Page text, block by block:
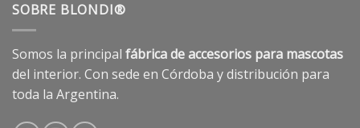
SOBRE BLONDI®
Somos la principal fábrica de accesorios para mascotas
del interior. Con sede en Córdoba y distribución para
toda la Argentina.